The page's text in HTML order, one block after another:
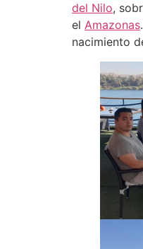
del Nilo,
el Amazonas
nacimiento